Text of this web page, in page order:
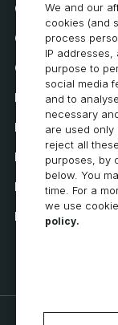
Contattaci
Come acquistare
Carriera
Requisiti di sistema
Privacy
Informativa sulla
Dichiarazione di
Informativa sui
We and our
cookies (and
process
IP
purpose to
social media
and to
necessary
are used
reject all
purposes, by
below. You
time. For a
we use
policy.